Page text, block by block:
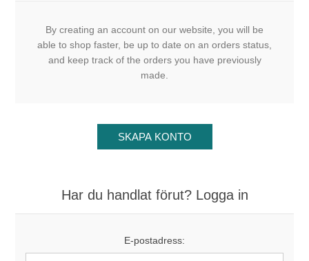
By creating an account on our website, you will be
able to shop faster, be up to date on an orders status,
and keep track of the orders you have previously
made.
Har du handlat förut? Logga in
E-postadress: